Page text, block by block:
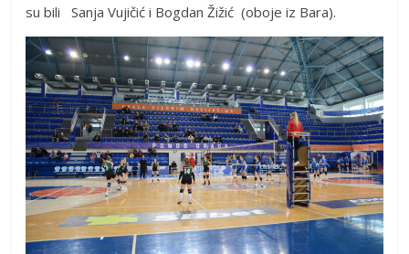
su bili Sanja Vujičić i Bogdan Žižić (oboje iz Bara).